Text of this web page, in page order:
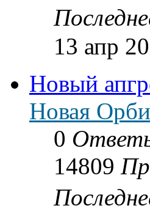
13 апр
Новый
Новая
0
14809